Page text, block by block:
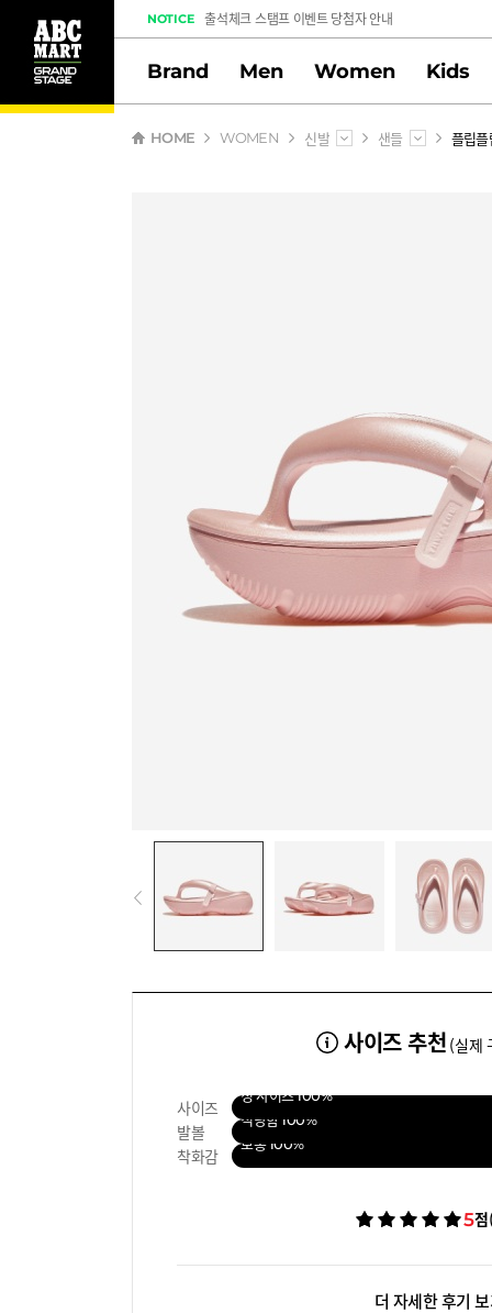
EVENT
여행자 전용 스탬프 이벤트
멤버십 스탬프 활동 만족도 조사 당첨자 안내
Brand Men Women Kids
HOME WOMEN 신발 샌들 플립
사이즈 추천 (실제
사이즈
정 사이즈100%
발볼
적당함 100%
착화감
보통 100%
5점
더 자세한 후기